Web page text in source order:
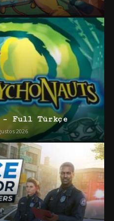
– Full Türkçe
2026